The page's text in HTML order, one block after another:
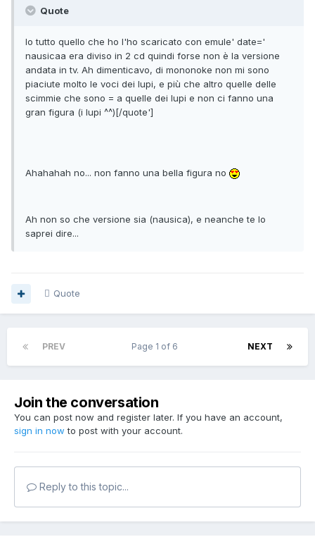
Quote
Io tutto quello che ho l'ho scaricato con emule' date='
nausicaa era diviso in 2 cd quindi forse non è la versione
andata in tv. Ah dimenticavo, di mononoke non mi sono
piaciute molto le voci dei lupi, e più che altro quelle delle
scimmie che sono = a quelle dei lupi e non ci fanno una
gran figura (i lupi ^^)[/quote']
Ahahahah no... non fanno una bella figura no
Ah non so che versione sia (nausica), e neanche te lo
saprei dire...
Quote
PREV NEXT
Page 1 of 6
Join the conversation
You can post now and register later. If you have an account,
sign in now to post with your account.
Reply to this topic...